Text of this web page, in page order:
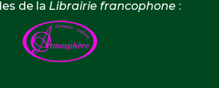
de la Librairie francophone: